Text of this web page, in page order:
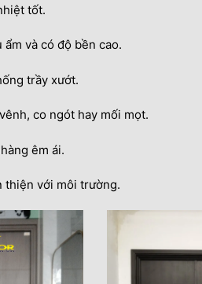
tốt.
và có độ bền cao.
trầy xướt.
co ngót hay mối mọt.
êm ái.
thiện với môi trường.